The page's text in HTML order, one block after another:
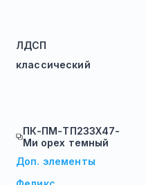
ЛДСП
классический
ПК-ПМ-ТП233Х47-
Ми орех темный
Доп. элементы